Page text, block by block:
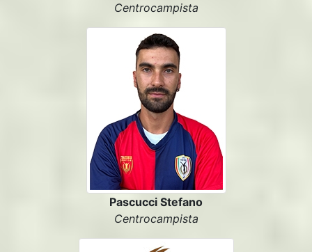
Centrocampista
Pascucci Stefano
Centrocampista